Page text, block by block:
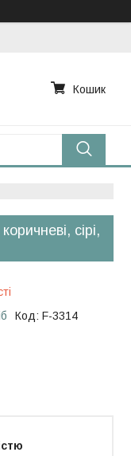
Кошик
сірі,
Код: F-3314